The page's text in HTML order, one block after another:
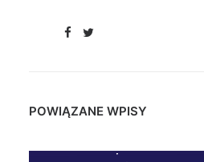
POWIĄZANE WPISY